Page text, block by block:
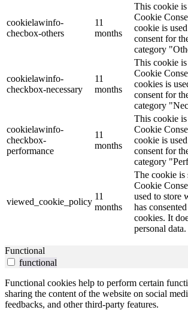
cookielawinfo-
checbox-others
11
months
This cookie
Cookie
cookie is
consent for
category
cookielawinfo-
checkbox-necessary
11
months
This cookie
Cookie
cookies is
consent for
category
cookielawinfo-
checkbox-
performance
11
months
This cookie
Cookie
cookie is
consent for
category
viewed_cookie_policy
11
months
The cookie is
Cookie
used to store
has
cookies. It
personal data.
Functional
functional
Functional cookies help to perform certain
sharing the content of the website on social
feedbacks, and other third-party features.